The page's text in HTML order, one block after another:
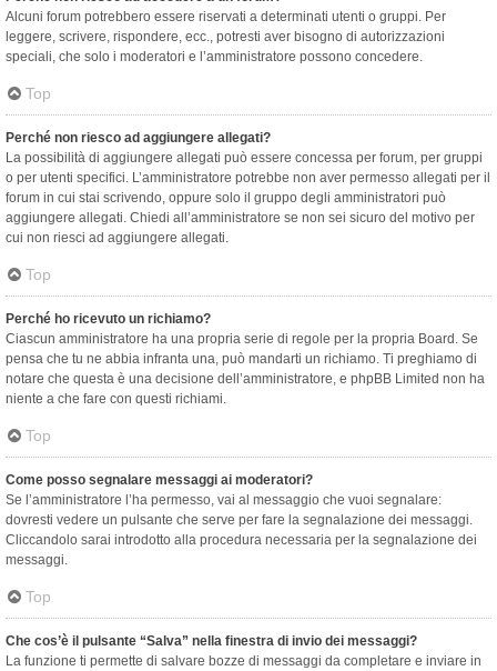
Alcuni forum potrebbero essere riservati a determinati utenti o gruppi. Per
leggere, scrivere, rispondere, ecc., potresti aver bisogno di autorizzazioni
speciali, che solo i moderatori e l’amministratore possono concedere.
Top
Perché non riesco ad aggiungere allegati?
La possibilità di aggiungere allegati può essere concessa per forum, per gruppi
o per utenti specifici. L’amministratore potrebbe non aver permesso allegati per il
forum in cui stai scrivendo, oppure solo il gruppo degli amministratori può
aggiungere allegati. Chiedi all’amministratore se non sei sicuro del motivo per
cui non riesci ad aggiungere allegati.
Top
Perché ho ricevuto un richiamo?
Ciascun amministratore ha una propria serie di regole per la propria Board. Se
pensa che tu ne abbia infranta una, può mandarti un richiamo. Ti preghiamo di
notare che questa è una decisione dell’amministratore, e phpBB Limited non ha
niente a che fare con questi richiami.
Top
Come posso segnalare messaggi ai moderatori?
Se l’amministratore l’ha permesso, vai al messaggio che vuoi segnalare:
dovresti vedere un pulsante che serve per fare la segnalazione dei messaggi.
Cliccandolo sarai introdotto alla procedura necessaria per la segnalazione dei
messaggi.
Top
Che cos’è il pulsante “Salva” nella finestra di invio dei messaggi?
La funzione ti permette di salvare bozze di messaggi da completare e inviare in